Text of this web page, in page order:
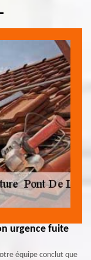
urgence fuite
équipe conclut que